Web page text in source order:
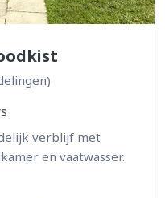
)
verblijf met
en vaatwasser.